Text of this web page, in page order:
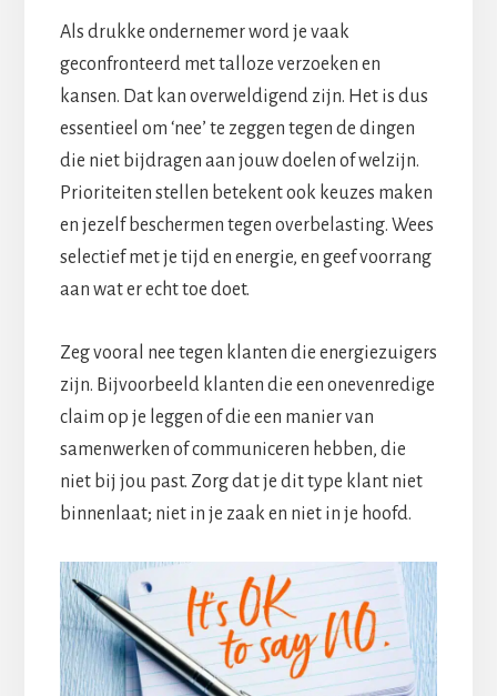
Als drukke ondernemer word je vaak
geconfronteerd met talloze verzoeken en
kansen. Dat kan overweldigend zijn. Het is dus
essentieel om ‘nee’ te zeggen tegen de dingen
die niet bijdragen aan jouw doelen of welzijn.
Prioriteiten stellen betekent ook keuzes maken
en jezelf beschermen tegen overbelasting. Wees
selectief met je tijd en energie, en geef voorrang
aan wat er echt toe doet.
Zeg vooral nee tegen klanten die energiezuigers
zijn. Bijvoorbeeld klanten die een onevenredige
claim op je leggen of die een manier van
samenwerken of communiceren hebben, die
niet bij jou past. Zorg dat je dit type klant niet
binnenlaat; niet in je zaak en niet in je hoofd.